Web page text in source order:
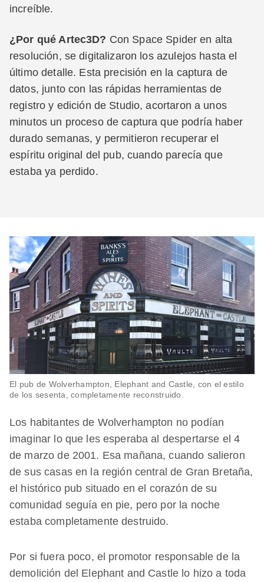
increíble.
¿Por qué Artec3D? Con Space Spider en alta
resolución, se digitalizaron los azulejos hasta el
último detalle. Esta precisión en la captura de
datos, junto con las rápidas herramientas de
registro y edición de Studio, acortaron a unos
minutos un proceso de captura que podría haber
durado semanas, y permitieron recuperar el
espíritu original del pub, cuando parecía que
estaba ya perdido.
El pub de Wolverhampton, Elephant and Castle, con el estilo
de los sesenta, completamente reconstruido.
Los habitantes de Wolverhampton no podían
imaginar lo que les esperaba al despertarse el 4
de marzo de 2001. Esa mañana, cuando salieron
de sus casas en la región central de Gran Bretaña,
el histórico pub situado en el corazón de su
comunidad seguía en pie, pero por la noche
estaba completamente destruido.
Por si fuera poco, el promotor responsable de la
demolición del Elephant and Castle lo hizo a toda